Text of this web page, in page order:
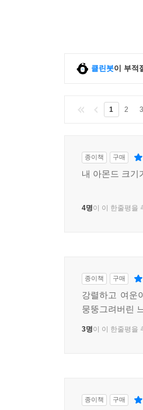
클린봇이 부적
1 2 3
종이책 구매
내 아몬드 크기
4명이 이 한줄평을
종이책 구매
강렬하고 여운
뭉뚱그려버린
3명이 이 한줄평을
종이책 구매